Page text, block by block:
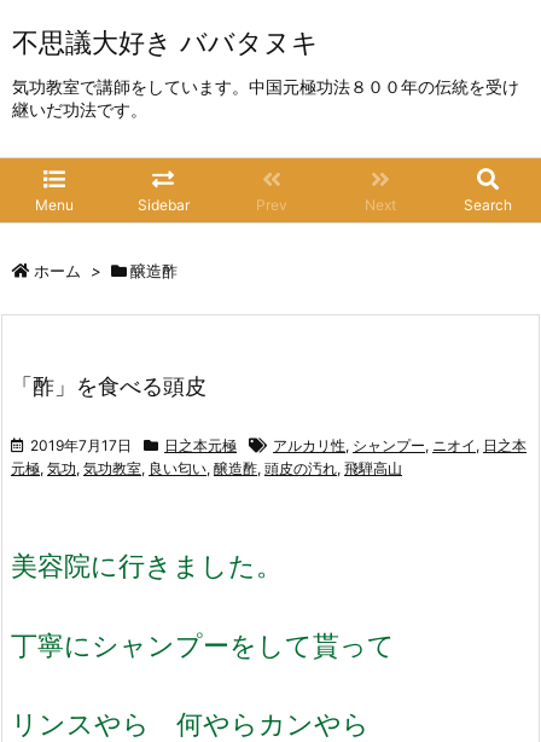
不思議大好き ババタヌキ
気功教室で講師をしています。中国元極功法８００年の伝統を受け
継いだ功法です。
Menu Sidebar Prev Next Search
ホーム > 醸造酢
「酢」を食べる頭皮
2019年7月17日 日之本元極 アルカリ性, シャンプー, ニオイ , 日之本
元極, 気功, 気功教室, 良い匂い, 醸造酢, 頭皮の汚れ, 飛騨高山
美容院に行きました。
丁寧にシャンプーをして貰って
リンスやら 何やらカンやら